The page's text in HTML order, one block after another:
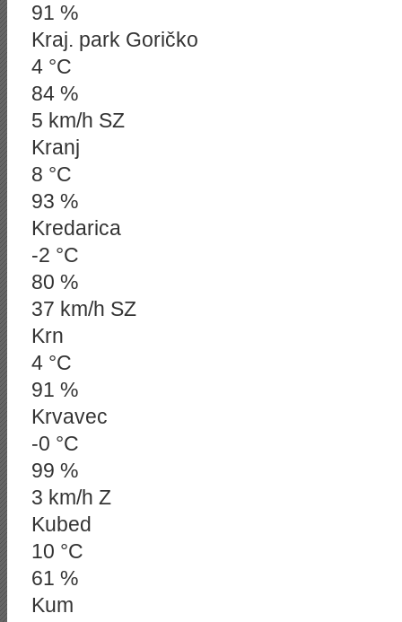
91 %
Kraj. park Goričko
4 °C
84 %
5 km/h SZ
Kranj
8 °C
93 %
Kredarica
-2 °C
80 %
37 km/h SZ
Krn
4 °C
91 %
Krvavec
-0 °C
99 %
3 km/h Z
Kubed
10 °C
61 %
Kum